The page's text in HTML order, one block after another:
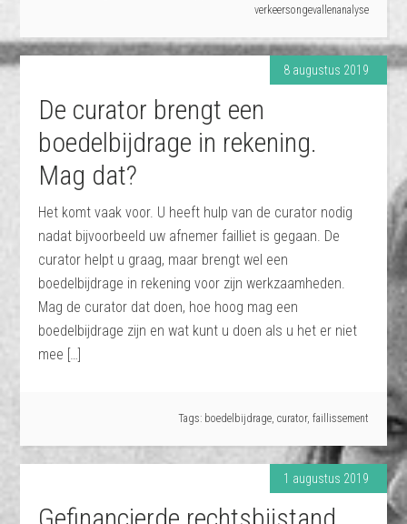
verkeersongevallenanalyse
8 augustus 2019
De curator brengt een
boedelbijdrage in rekening.
Mag dat?
Het komt vaak voor. U heeft hulp van de curator nodig
nadat bijvoorbeeld uw afnemer failliet is gegaan. De
curator helpt u graag, maar brengt wel een
boedelbijdrage in rekening voor zijn werkzaamheden.
Mag de curator dat doen, hoe hoog mag een
boedelbijdrage zijn en wat kunt u doen als u het er niet
mee […]
Tags: boedelbijdrage, curator, faillissement
1 augustus 2019